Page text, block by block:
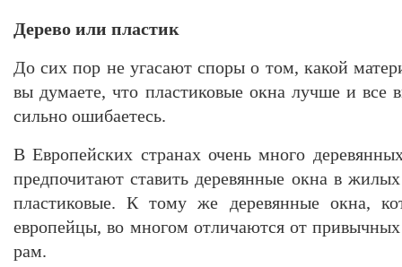
Дерево или пластик
До сих пор не угасают споры о том, какой
вы думаете, что пластиковые окна лучше и
сильно ошибаетесь.
В Европейских странах очень много
предпочитают ставить деревянные окна в
пластиковые. К тому же деревянные окна,
европейцы, во многом отличаются от
рам.